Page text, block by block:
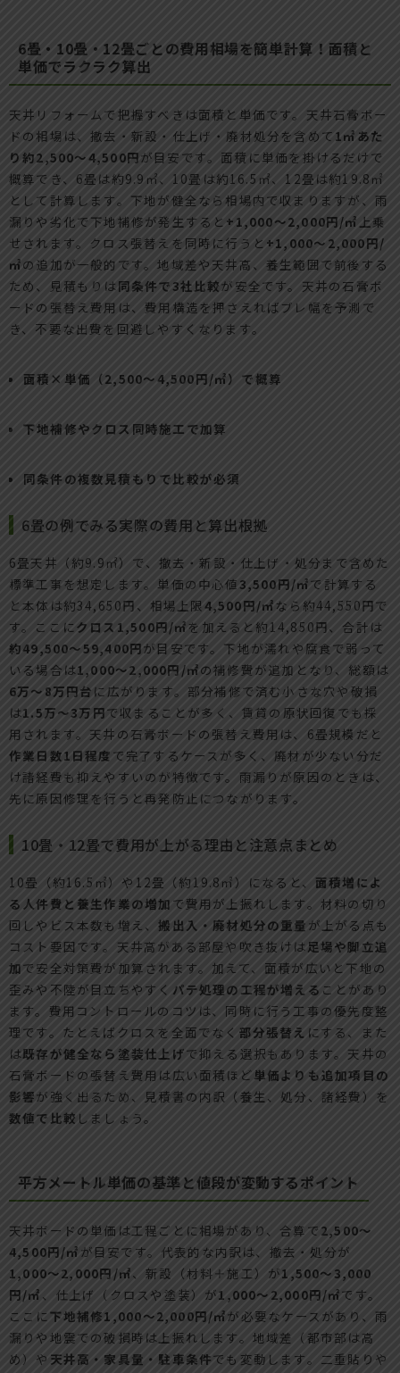
6畳・10畳・12畳ごとの費用相場を簡単計算！面積と
単価でラクラク算出
天井リフォームで把握すべきは面積と単価です。天井石膏ボー
ドの相場は、撤去・新設・仕上げ・廃材処分を含めて 1㎡あた
り約2,500〜4,500円が目安です。面積に単価を掛けるだけで
概算でき、6畳は約9.9㎡、10畳は約16.5㎡、12畳は約19.8㎡
として計算します。下地が健全なら相場内で収まりますが、雨
漏りや劣化で下地補修が発生すると +1,000〜2,000円/㎡ 上乗
せされます。クロス張替えを同時に行うと +1,000〜2,000円/
㎡の追加が一般的です。地域差や天井高、養生範囲で前後する
ため、見積もりは 同条件で3社比較が安全です。天井の石膏ボ
ードの張替え費用は、費用構造を押さえればブレ幅を予測で
き、不要な出費を回避しやすくなります。
面積×単価（2,500〜4,500円/㎡）で概算
下地補修やクロス同時施工で加算
同条件の複数見積もりで比較が必須
6畳の例でみる実際の費用と算出根拠
6畳天井（約9.9㎡）で、撤去・新設・仕上げ・処分まで含めた
標準工事を想定します。単価の中心値3,500円/㎡で計算する
と本体は約34,650円、相場上限 4,500円/㎡なら約44,550円で
す。ここに クロス1,500円/㎡を加えると約14,850円、合計は
約49,500〜59,400円が目安です。下地が濡れや腐食で弱って
いる場合は1,000〜2,000円/㎡の補修費が追加となり、総額は
6万〜8万円台 に広がります。部分補修で済む小さな穴や破損
は1.5万〜3万円で収まることが多く、賃貸の原状回復でも採
用されます。天井の石膏ボードの張替え費用は、6畳規模だと
作業日数1日程度 で完了するケースが多く、廃材が少ない分だ
け諸経費も抑えやすいのが特徴です。雨漏りが原因のときは、
先に原因修理を行うと再発防止につながります。
10畳・12畳で費用が上がる理由と注意点まとめ
10畳（約16.5㎡）や12畳（約19.8㎡）になると、 面積増によ
る人件費と養生作業の増加 で費用が上振れします。材料の切り
回しやビス本数も増え、搬出入・廃材処分の重量 が上がる点も
コスト要因です。天井高がある部屋や吹き抜けは足場や脚立追
加で安全対策費が加算されます。加えて、面積が広いと下地の
歪みや不陸が目立ちやすく パテ処理の工程が増える ことがあり
ます。費用コントロールのコツは、同時に行う工事の優先度整
理です。たとえばクロスを全面でなく 部分張替え にする、また
は既存が健全なら塗装仕上げで抑える選択もあります。天井の
石膏ボードの張替え費用は広い面積ほど単価よりも追加項目の
影響が強く出るため、見積書の内訳（養生、処分、諸経費）を
数値で比較 しましょう。
平方メートル単価の基準と値段が変動するポイント
天井ボードの単価は工程ごとに相場があり、合算で 2,500〜
4,500円/㎡ が目安です。代表的な内訳は、撤去・処分が
1,000〜2,000円/㎡、新設（材料＋施工）が1,500〜3,000
円/㎡ 、仕上げ（クロスや塗装）が1,000〜2,000円/㎡です。
ここに 下地補修1,000〜2,000円/㎡が必要なケースがあり、雨
漏りや地震での破損時は上振れします。地域差（都市部は高
め）や 天井高・家具量・駐車条件でも変動します。二重貼りや